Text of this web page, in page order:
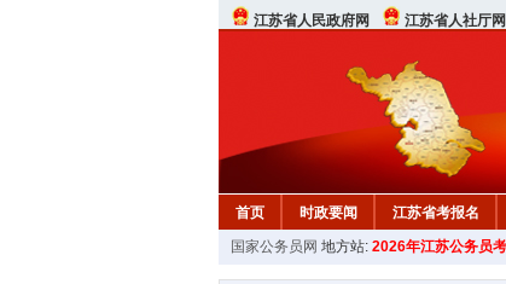
江苏省人民政府网 江苏省人社厅网
首页 时政要闻 江苏省考报名
国家公务员网 地方站: 2026年江苏公务员